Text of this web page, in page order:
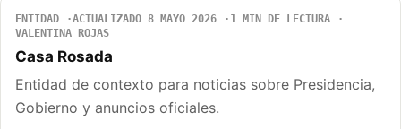
ENTIDAD ACTUALIZADO 8 MAYO 2026
1 MIN DE LECTURA
VALENTINA ROJAS
Casa Rosada
Entidad de contexto para noticias sobre Presidencia,
Gobierno y anuncios oficiales.